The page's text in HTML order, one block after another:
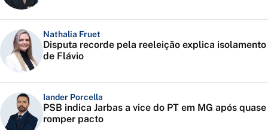
Nathalia Fruet
Disputa recorde pela reeleição explica isolamento
de Flávio
Iander Porcella
PSB indica Jarbas a vice do PT em MG após quase
romper pacto